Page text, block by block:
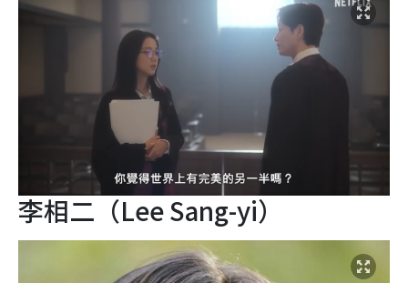
李相二（Lee Sang-yi）